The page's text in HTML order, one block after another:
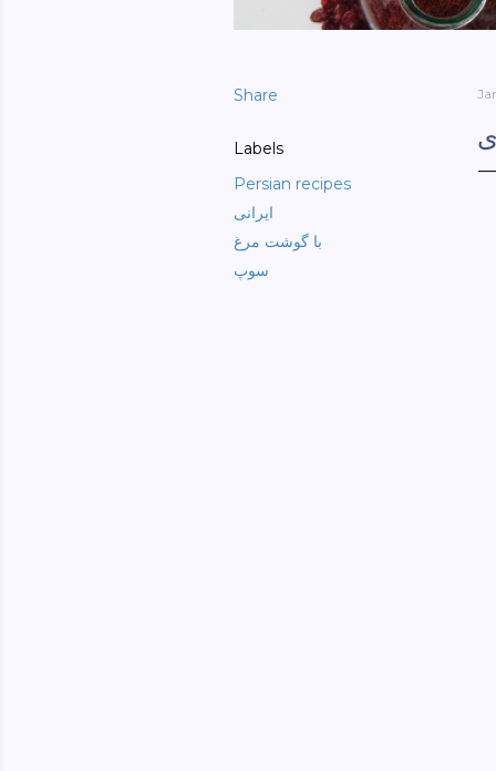
Share
Labels
Persian recipes
ایرانی
با گوشت مرغ
سوپ